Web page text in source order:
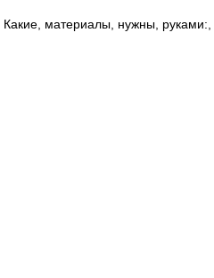
Какие, материалы, нужны, руками:,